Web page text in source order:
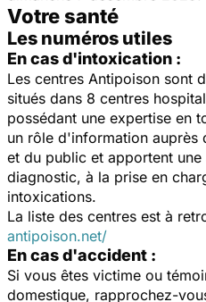
Votre santé
Les numéros utiles
En cas d'intoxication :
Les centres Antipoison sont
situés dans 8 centres
possédant une expertise en
un rôle d'information auprès
et du public et apportent
diagnostic, à la prise en
intoxications.
La liste des centres est à
antipoison.net/
En cas d'accident :
Si vous êtes victime ou
domestique, rapprochez-